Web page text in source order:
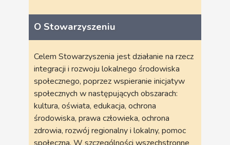
O Stowarzyszeniu
Celem Stowarzyszenia jest działanie na rzecz
integracji i rozwoju lokalnego środowiska
społecznego, poprzez wspieranie inicjatyw
społecznych w następujących obszarach:
kultura, oświata, edukacja, ochrona
środowiska, prawa człowieka, ochrona
zdrowia, rozwój regionalny i lokalny, pomoc